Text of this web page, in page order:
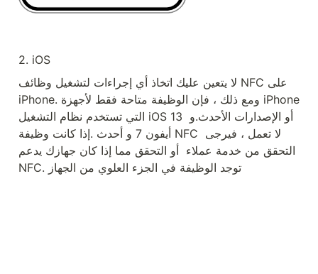
2. iOS
لا يتعين عليك اتخاذ أي إجراءات لتشغيل وظائف NFC على
iPhone. ومع ذلك ، فإن الوظيفة متاحة فقط لأجهزة iPhone
التي تستخدم نظام التشغيل iOS 13 أو الإصدارات الأحدث.و
أيفون 7 و أحدث .إذا كانت وظيفة NFC لا تعمل ، فيرجى
التحقق من خدمة عملاء  أو التحقق مما إذا كان جهازك يدعم
NFC. توجد الوظيفة في الجزء العلوي من الجهاز